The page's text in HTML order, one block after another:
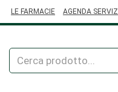
LE FARMACIE AGENDA SERVIZI
Cerca
Prodotto